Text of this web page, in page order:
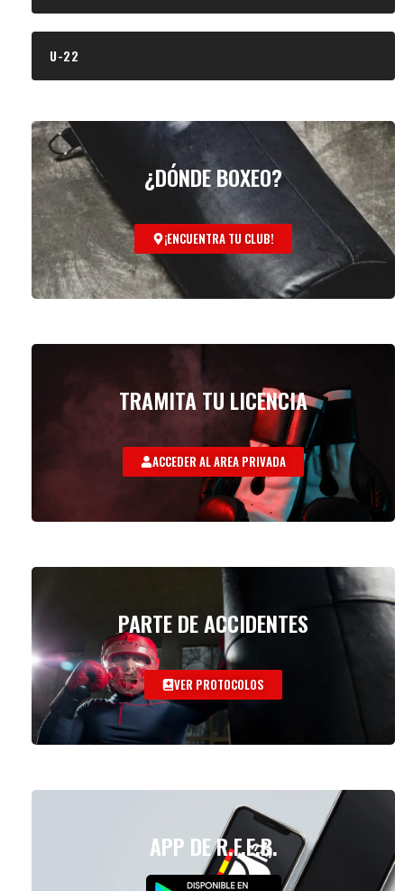
U-22
¿DÓNDE BOXEO?
¡ENCUENTRA TU CLUB!
TRAMITA TU LICENCIA
ACCEDER AL AREA PRIVADA
PARTE DE ACCIDENTES
VER PROTOCOLOS
APP DE R.F.E.B.